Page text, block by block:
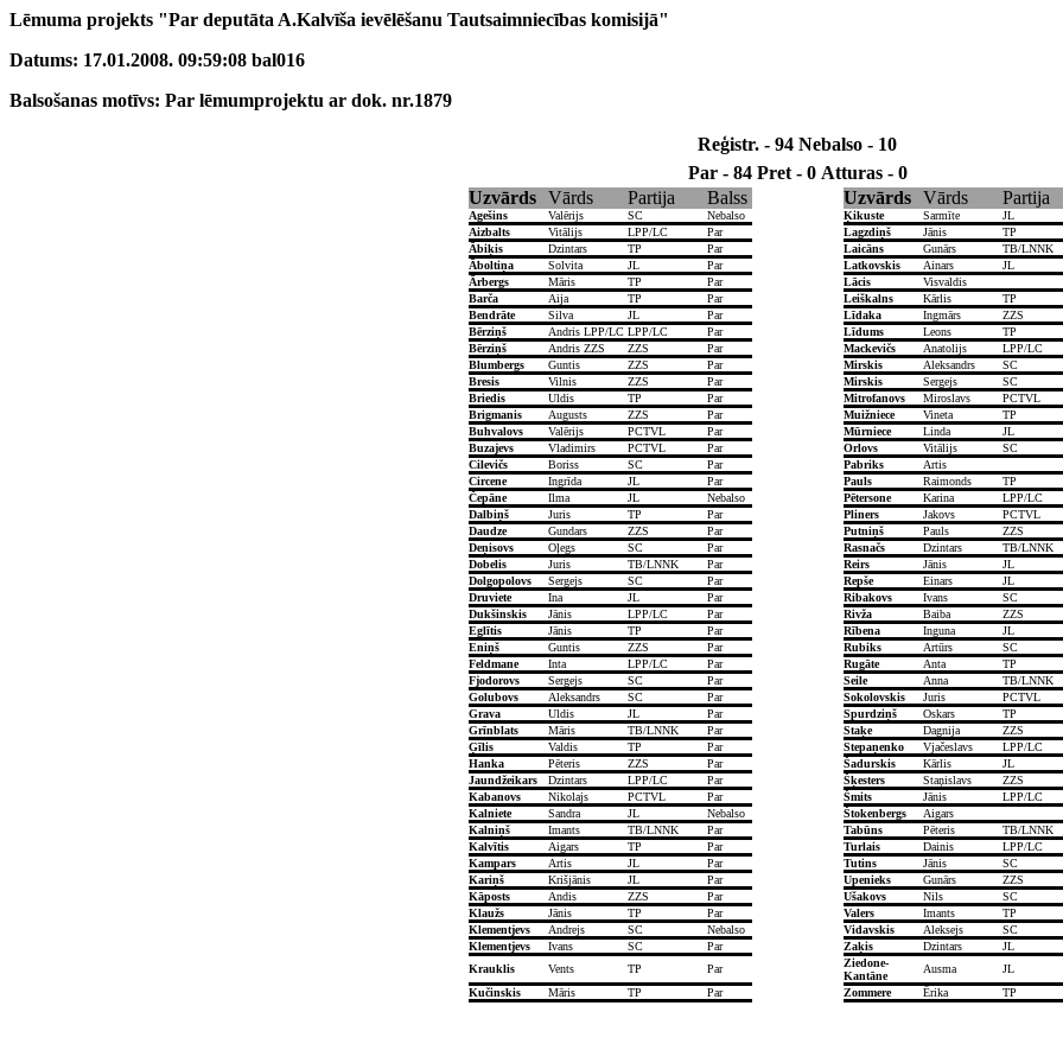
Lēmuma projekts "Par deputāta A.Kalvīša ievēlēšanu Tautsaimniecības komisijā"
Datums: 17.01.2008. 09:59:08 bal016
Balsošanas motīvs: Par lēmumprojektu ar dok. nr.1879
Reģistr. - 94 Nebalso - 10
Par - 84 Pret - 0 Atturas - 0
Uzvārds
Vārds Partija Balss Uzvārds Vārds Partija
Agešins Valērijs SC Nebalso Ķikuste Sarmīte JL
Aizbalts
Vitālijs LPP/LC Par Lagzdiņš Jānis TP
Ābiķis
Dzintars TP Par Laicāns Gunārs TB/LNNK
Āboltiņa
Solvita JL Par Latkovskis Ainars JL
Ārbergs
Māris TP Par Lācis Visvaldis
Barča
Aija TP Par Leiškalns Kārlis TP
Bendrāte
Silva JL Par Līdaka Ingmārs ZZS
Bērziņš
Andris LPP/LC LPP/LC Par Līdums Leons TP
Bērziņš
Andris ZZS ZZS Par Mackevičs Anatolijs LPP/LC
Blumbergs
Guntis ZZS Par Mirskis Aleksandrs SC
Bresis
Vilnis ZZS Par Mirskis Sergejs SC
Briedis
Uldis TP Par Mitrofanovs Miroslavs PCTVL
Brigmanis
Augusts ZZS Par Muižniece Vineta TP
Buhvalovs
Valērijs PCTVL Par Mūrniece Linda JL
Buzajevs
Vladimirs PCTVL Par Orlovs Vitālijs SC
Cilevičs
Boriss SC Par Pabriks Artis
Circene
Ingrīda JL Par Pauls Raimonds TP
Čepāne
Ilma JL Nebalso Pētersone Karina LPP/LC
Dalbiņš
Juris TP Par Pliners Jakovs PCTVL
Daudze
Gundars ZZS Par Putniņš Pauls ZZS
Deņisovs
Oļegs SC Par Rasnačs Dzintars TB/LNNK
Dobelis
Juris TB/LNNK Par Reirs Jānis JL
Dolgopolovs
Sergejs SC Par Repše Einars JL
Druviete
Ina JL Par Ribakovs Ivans SC
Dukšinskis
Jānis LPP/LC Par Rivža Baiba ZZS
Eglītis
Jānis TP Par Rībena Inguna JL
Eniņš
Guntis ZZS Par Rubiks Artūrs SC
Feldmane
Inta LPP/LC Par Rugāte Anta TP
Fjodorovs
Sergejs SC Par Seile Anna TB/LNNK
Golubovs
Aleksandrs SC Par Sokolovskis Juris PCTVL
Grava
Uldis JL Par Spurdziņš Oskars TP
Grīnblats
Māris TB/LNNK Par Staķe Dagnija ZZS
Ģīlis
Valdis TP Par Stepaņenko Vjačeslavs LPP/LC
Hanka
Pēteris ZZS Par Šadurskis Kārlis JL
Jaundžeikars
Dzintars LPP/LC Par Šķesters Staņislavs ZZS
Kabanovs
Nikolajs PCTVL Par Šmits Jānis LPP/LC
Kalniete
Sandra JL Nebalso Štokenbergs Aigars
Kalniņš
Imants TB/LNNK Par Tabūns Pēteris TB/LNNK
Kalvītis
Aigars TP Par Turlais Dainis LPP/LC
Kampars
Artis JL Par Tutins Jānis SC
Kariņš
Krišjānis JL Par Upenieks Gunārs ZZS
Kāposts
Andis ZZS Par Ušakovs Nils SC
Klaužs
Jānis TP Par Valers Imants TP
Klementjevs
Andrejs SC Nebalso Vidavskis Aleksejs SC
Klementjevs
Ivans SC Par Zaķis Dzintars JL
Krauklis
Vents TP Par
Ziedone-
Kantāne
Ausma JL
Kučinskis
Māris TP Par Zommere Ērika TP